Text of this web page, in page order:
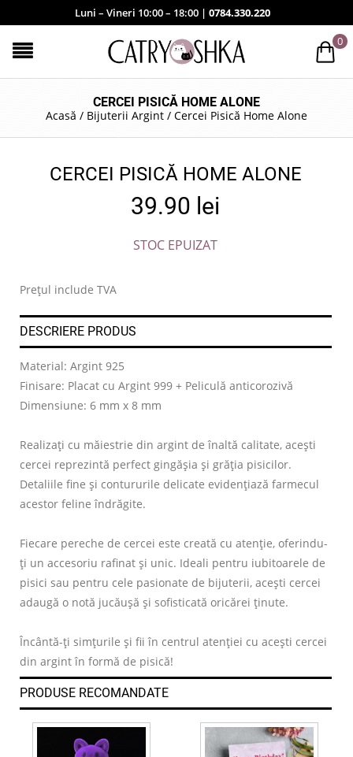
Luni – Vineri 10:00 – 18:00 | 0784.330.220
0
CERCEI PISICĂ HOME ALONE
Acasă / Bijuterii Argint / Cercei Pisică Home Alone
CERCEI PISICĂ HOME ALONE
39.90 lei
STOC EPUIZAT
Prețul include TVA
DESCRIERE PRODUS
Material: Argint 925
Finisare: Placat cu Argint 999 + Peliculă anticorozivă
Dimensiune: 6 mm x 8 mm
Realizați cu măiestrie din argint de înaltă calitate, acești
cercei reprezintă perfect gingășia și grăția pisicilor.
Detaliile fine și contururile delicate evidențiază farmecul
acestor feline îndrăgite.
Fiecare pereche de cercei este creată cu atenție, oferindu-
ți un accesoriu rafinat și unic. Ideali pentru iubitoarele de
pisici sau pentru cele pasionate de bijuterii, acești cercei
adaugă o notă jucăușă și sofisticată oricărei ținute.
Încântă-ți simțurile și fii în centrul atenției cu acești cercei
din argint în formă de pisică!
PRODUSE RECOMANDATE